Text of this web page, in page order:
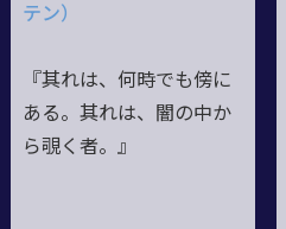
テン）
『其れは、何時でも傍に
ある。其れは、闇の中か
ら覗く者。』